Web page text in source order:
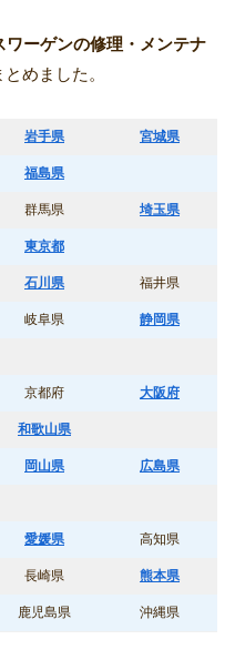
ワーゲンの修理・メンテナ
めました。
岩手県 宮城県
福島県
群馬県 埼玉県
東京都
石川県 福井県
岐阜県 静岡県
京都府 大阪府
和歌山県
岡山県 広島県
愛媛県 高知県
長崎県 熊本県
鹿児島県 沖縄県